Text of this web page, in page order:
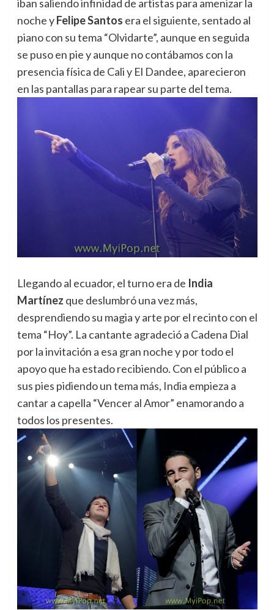
iban saliendo infinidad de artistas para amenizar la
noche yFelipe Santos era el siguiente, sentado al
piano con su tema “Olvidarte”, aunque en seguida
se puso en pie y aunque no contábamos con la
presencia física de Cali y El Dandee, aparecieron
en las pantallas para rapear su parte del tema.
Llegando al ecuador, el turno era de India
Martínez que deslumbró una vez más,
desprendiendo su magia y arte por el recinto con el
tema “Hoy”. La cantante agradeció a Cadena Dial
por la invitación a esa gran noche y por todo el
apoyo que ha estado recibiendo. Con el público a
sus pies pidiendo un tema más, India empieza a
cantar a capella “Vencer al Amor” enamorando a
todos los presentes.